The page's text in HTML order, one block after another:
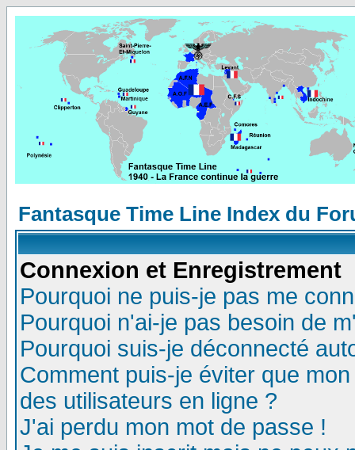
Fantasque Time Line Index du
Connexion et Enregistrement
Pourquoi ne puis-je pas me
Pourquoi n'ai-je pas besoin de
Pourquoi suis-je déconnecté
Comment puis-je éviter que
des utilisateurs en ligne ?
J'ai perdu mon mot de passe !